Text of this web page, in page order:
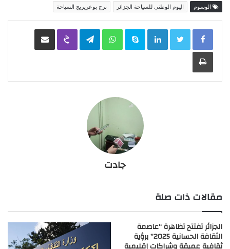
الوسوم اليوم الوطني للسياحة الجزائر برج بوعريريج السياحة
LinkedIn
Skype
WhatsApp
Telegram
Viber مشاركة عبر البريد
طباعة
جادت
مقالات ذات صلة
الجزائر تفتتح تظاهرة “عاصمة
الثقافة الحسانية 2025” برؤية
ثقافية عميقة وشراكات إقليمية